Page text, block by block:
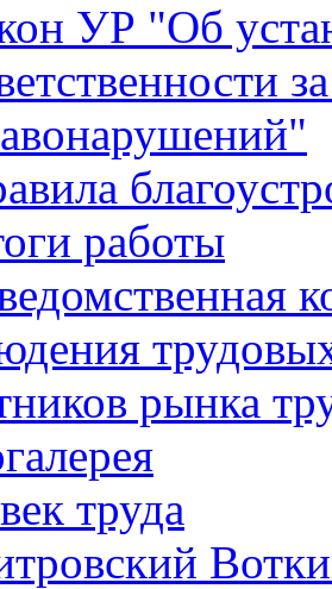
УР "Об
работы
рынка
труда